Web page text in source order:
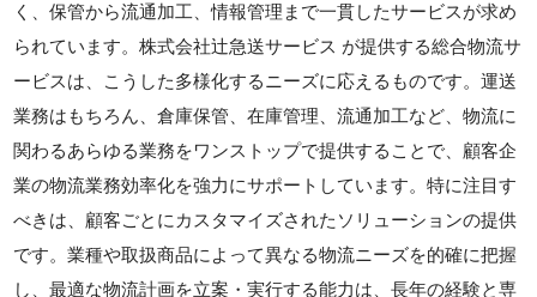
く、保管から流通加工、情報管理まで一貫したサービスが求め
られています。株式会社辻急送サービス が提供する総合物流サ
ービスは、こうした多様化するニーズに応えるものです。運送
業務はもちろん、倉庫保管、在庫管理、流通加工など、物流に
関わるあらゆる業務をワンストップで提供することで、顧客企
業の物流業務効率化を強力にサポートしています。特に注目す
べきは、顧客ごとにカスタマイズされたソリューションの提供
です。業種や取扱商品によって異なる物流ニーズを的確に把握
し、最適な物流計画を立案・実行する能力は、長年の経験と専